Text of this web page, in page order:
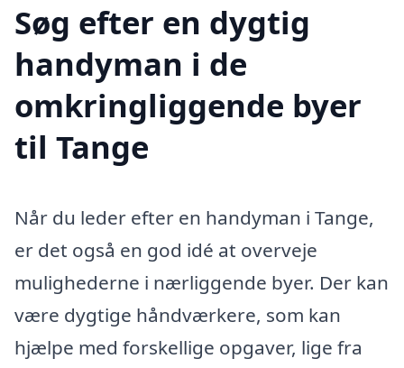
Søg efter en dygtig
handyman i de
omkringliggende byer
til Tange
Når du leder efter en handyman i Tange,
er det også en god idé at overveje
mulighederne i nærliggende byer. Der kan
være dygtige håndværkere, som kan
hjælpe med forskellige opgaver, lige fra